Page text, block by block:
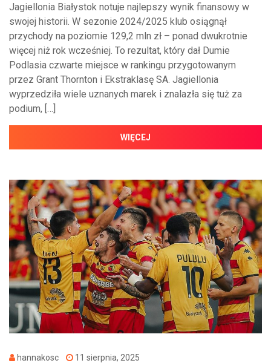
Jagiellonia Białystok notuje najlepszy wynik finansowy w
swojej historii. W sezonie 2024/2025 klub osiągnął
przychody na poziomie 129,2 mln zł – ponad dwukrotnie
więcej niż rok wcześniej. To rezultat, który dał Dumie
Podlasia czwarte miejsce w rankingu przygotowanym
przez Grant Thornton i Ekstraklasę SA. Jagiellonia
wyprzedziła wiele uznanych marek i znalazła się tuż za
podium, […]
WIĘCEJ
hannakosc 11 sierpnia, 2025